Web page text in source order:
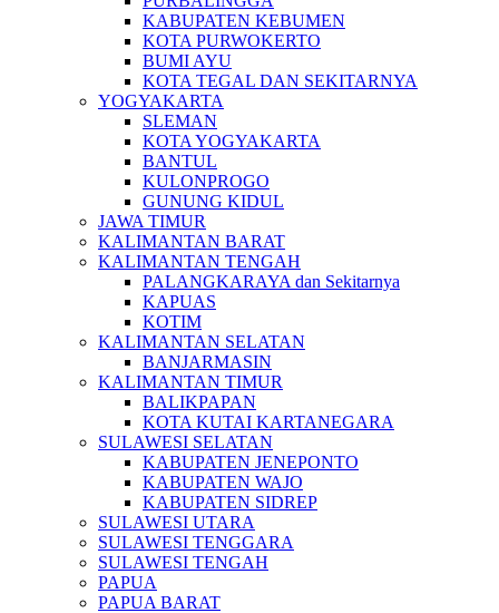
KABUPATEN KEBUMEN
KOTA PURWOKERTO
BUMI AYU
KOTA TEGAL DAN SEKITARNYA
YOGYAKARTA
SLEMAN
KOTA YOGYAKARTA
BANTUL
KULONPROGO
GUNUNG KIDUL
JAWA TIMUR
KALIMANTAN BARAT
KALIMANTAN TENGAH
PALANGKARAYA dan Sekitarnya
KAPUAS
KOTIM
KALIMANTAN SELATAN
BANJARMASIN
KALIMANTAN TIMUR
BALIKPAPAN
KOTA KUTAI KARTANEGARA
SULAWESI SELATAN
KABUPATEN JENEPONTO
KABUPATEN WAJO
KABUPATEN SIDREP
SULAWESI UTARA
SULAWESI TENGGARA
SULAWESI TENGAH
PAPUA
PAPUA BARAT